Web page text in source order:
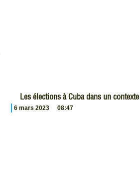
Les élections à Cuba dans un
6 mars 2023 08:47